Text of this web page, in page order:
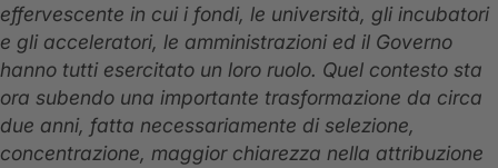
effervescente in cui i fondi, le università, gli incubatori
e gli acceleratori, le amministrazioni ed il Governo
hanno tutti esercitato un loro ruolo. Quel contesto sta
ora subendo una importante trasformazione da circa
due anni, fatta necessariamente di selezione,
concentrazione, maggior chiarezza nella attribuzione